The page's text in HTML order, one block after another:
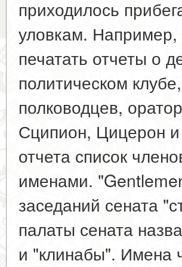
приходилось
уловкам. Например,
печатать отчеты о
политическом
полководцев,
Сципион, Цицерон
отчета список
именами.
заседаний сената
палаты сената
и "клинабы". Имена